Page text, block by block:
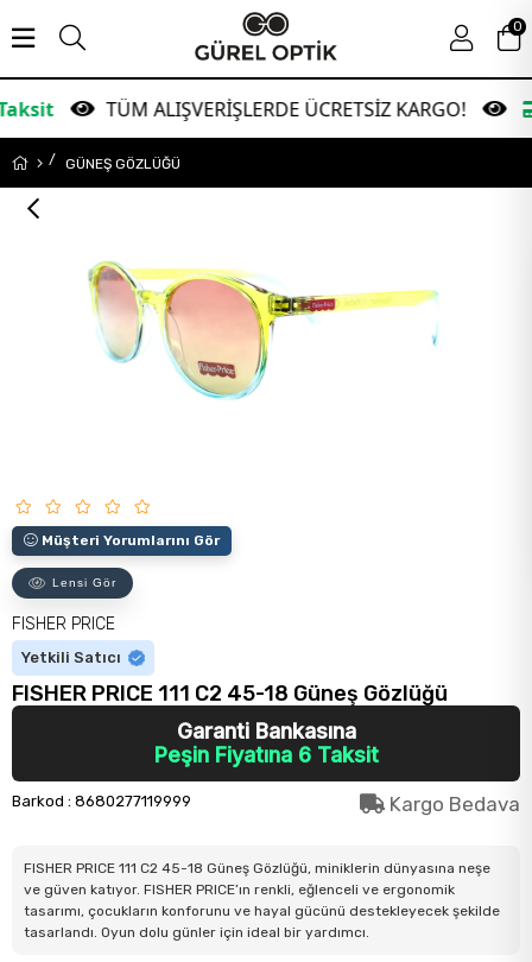
TÜM ALIŞVERİŞLERDE ÜCRETSİZ KARGO!
0
GÜNEŞ GÖZLÜĞÜ
Müşteri Yorumlarını Gör
Lensi Gör
FISHER PRICE
Yetkili Satıcı
FISHER PRICE 111 C2 45-18 Güneş Gözlüğü
Garanti Bankasına
Peşin Fiyatına 6 Taksit
Barkod : 8680277119999 Kargo Bedava
FISHER PRICE 111 C2 45-18 Güneş Gözlüğü, miniklerin dünyasına neşe
ve güven katıyor. FISHER PRICE’ın renkli, eğlenceli ve ergonomik
tasarımı, çocukların konforunu ve hayal gücünü destekleyecek şekilde
tasarlandı. Oyun dolu günler için ideal bir yardımcı.